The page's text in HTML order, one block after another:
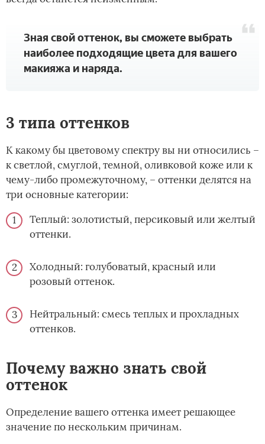
Зная свой оттенок, вы сможете выбрать
наиболее подходящие цвета для вашего
макияжа и наряда.
3 типа оттенков
К какому бы цветовому спектру вы ни относились –
к светлой, смуглой, темной, оливковой коже или к
чему-либо промежуточному, – оттенки делятся на
три основные категории:
Теплый: золотистый, персиковый или желтый
оттенки.
Холодный: голубоватый, красный или
розовый оттенок.
Нейтральный: смесь теплых и прохладных
оттенков.
Почему важно знать свой
оттенок
Определение вашего оттенка имеет решающее
значение по нескольким причинам.